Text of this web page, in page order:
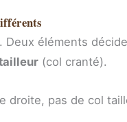
éléments
(col cranté).
pas de col